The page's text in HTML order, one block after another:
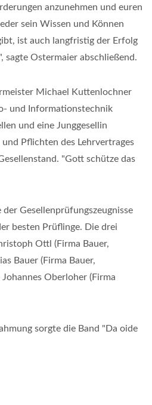
anzunehmen und euren
sein Wissen und Können
ist auch langfristig der Erfolg
sagte Ostermaier abschließend.
Michael Kuttenlochner
und Informationstechnik
und eine Junggesellin
Pflichten des Lehrvertrages
"Gott schütze das
Gesellenprüfungszeugnisse
besten Prüflinge. Die drei
Ottl (Firma Bauer,
Bauer (Firma Bauer,
Oberloher (Firma
sorgte die Band "Da oide